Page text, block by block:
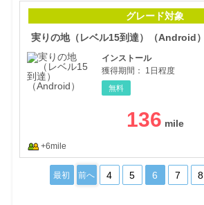
グレード対象
実りの地（レベル15到達）（Android）
インストール
獲得期間：
1日程度
無料
136
+6mile
最初 前へ 4 5 6 7 8